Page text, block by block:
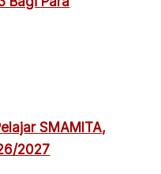
SMAMITA,
2027